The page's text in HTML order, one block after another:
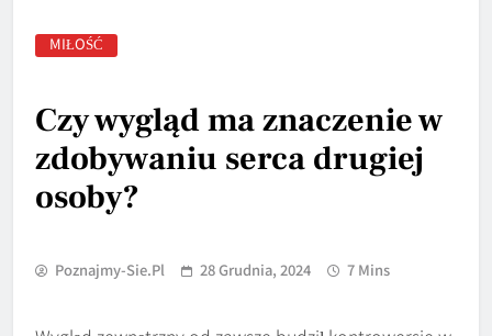
MIŁOŚĆ
Czy wygląd ma znaczenie w
zdobywaniu serca drugiej
osoby?
Poznajmy-Sie.pl 28 Grudnia, 2024 7 Mins